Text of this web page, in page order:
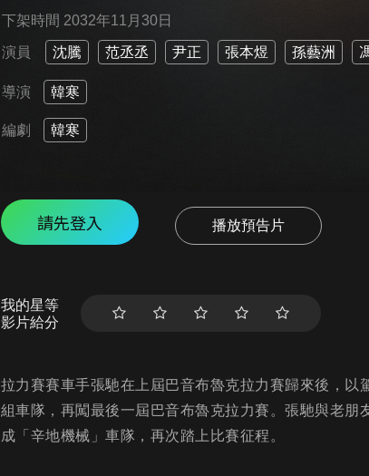
下架時間 2032年11月30日
演員 沈騰 范丞丞 尹正 張本煜 孫藝洲
導演 韓寒
編劇 韓寒
請先登入 播放預告片
我的星等
影片給分
拉力賽賽車手張馳在上屆巴音布魯克拉力賽歸來後，
組車隊，再闖最後一屆巴音布魯克拉力賽。張馳與老
成「辛地機械」車隊，再次踏上比賽征程。